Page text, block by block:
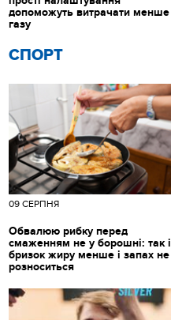
СПОРТ
09 СЕРПНЯ
Обвалюю рибку перед
смаженням не у борошні: так і
бризок жиру менше і запах не
розноситься
допоможуть витрачати менше
газу